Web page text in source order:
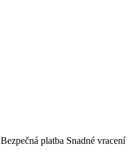
Bezpečná platba Snadné vracení